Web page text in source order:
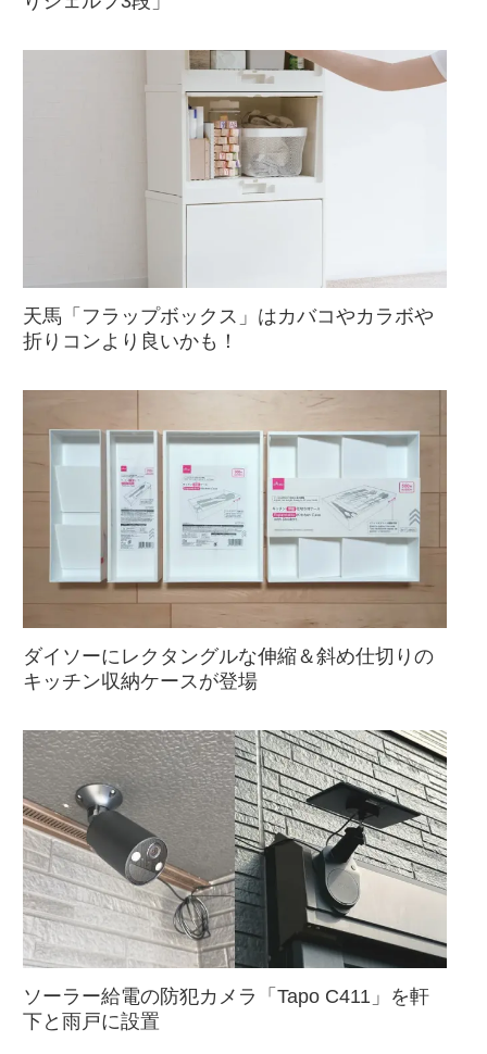
天馬「フラップボックス」はカバコやカラボや
折りコンより良いかも！
ダイソーにレクタングルな伸縮＆斜め仕切りの
キッチン収納ケースが登場
ソーラー給電の防犯カメラ「Tapo C411」を軒
下と雨戸に設置